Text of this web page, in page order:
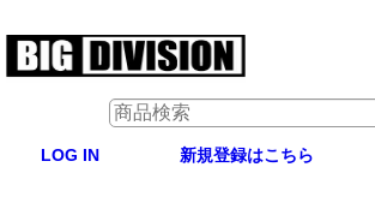
LOG IN 新規登録はこちら